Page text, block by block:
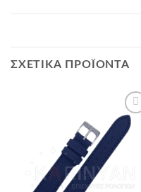
ΣΧΕΤΙΚΆ ΠΡΟΪΌΝΤΑ
Προσθήκη
στα
αγαπημένα